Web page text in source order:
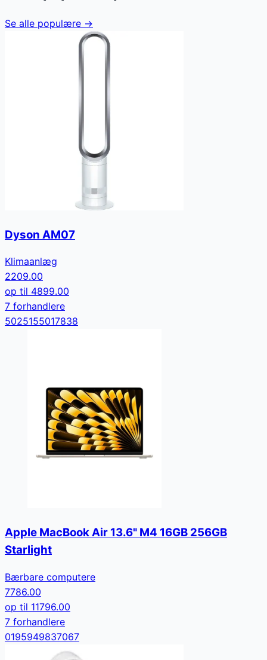
Se alle populære →
Dyson AM07
Klimaanlæg
2209.00
op til 4899.00
7 forhandlere
5025155017838
Apple MacBook Air 13.6" M4 16GB 256GB
Starlight
Bærbare computere
7786.00
op til 11796.00
7 forhandlere
0195949837067